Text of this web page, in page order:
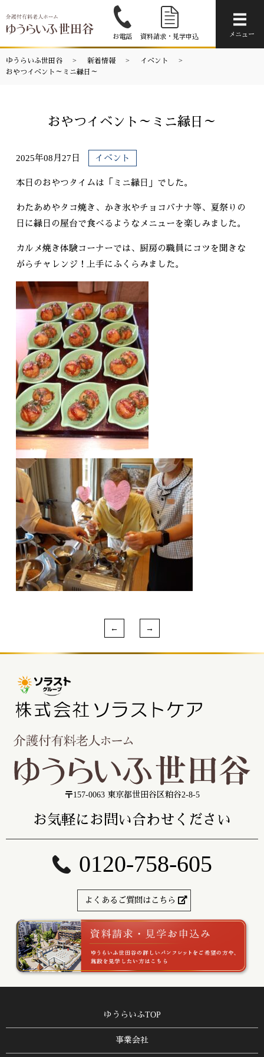
お電話 資料請求・見学申込 メニュー
ゆうらいふ世田谷 新着情報
イベント
おやつイベント～ミニ縁日～
おやつイベント～ミニ縁日～
2025年08月27日 イベント
本日のおやつタイムは「ミニ縁日」でした。
わたあめやタコ焼き、かき氷やチョコバナナ等、夏祭りの
日に縁日の屋台で食べるようなメニューを楽しみました。
カルメ焼き体験コーナーでは、厨房の職員にコツを聞きな
がらチャレンジ！上手にふくらみました。
〒157-0063 東京都世田谷区粕谷2-8-5
お気軽にお問い合わせください
0120-758-605
よくあるご質問はこちら
ゆうらいふTOP
事業会社